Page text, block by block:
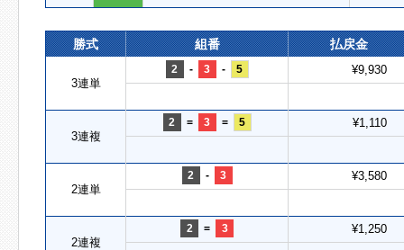
勝式 組番 払戻金
3連単
2 - 3 - 5 ¥9,930
3連複
2 = 3 = 5 ¥1,110
2連単
2 - 3 ¥3,580
2連複
2 = 3 ¥1,250